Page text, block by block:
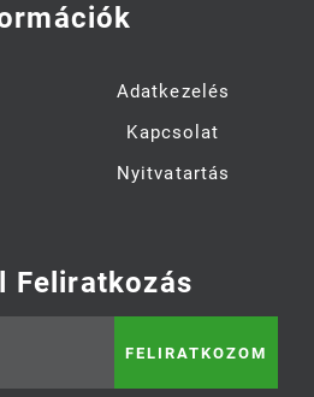
Adatkezelés
Kapcsolat
Nyitvatartás
Feliratkozás